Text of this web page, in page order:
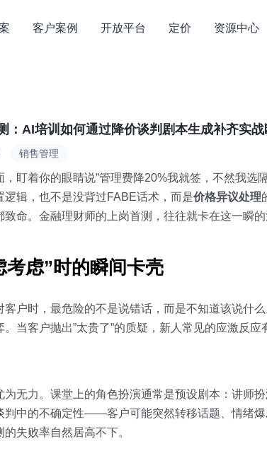
客户案例 开放平台 定价 资源中心
销售管理
：AI培训如何通过降价谈判剧本生成补齐实战
盯着你的眼睛说”管理费降20%我就签，不然我选
辑，也不是没背过FABE话术，而是价格异议处理
致命。金融理财师的上岗首测，往往就卡在这一瞬的
考虑”时的瞬间卡壳
客户时，最危险的不是说错话，而是不知道该说什
当客户抛出”太贵了”的质疑，新人常见的应激反
无力。课堂上的角色扮演通常是预设剧本：讲师
判中的不确定性——客户可能突然转移话题、情绪
失败率自然居高不下。